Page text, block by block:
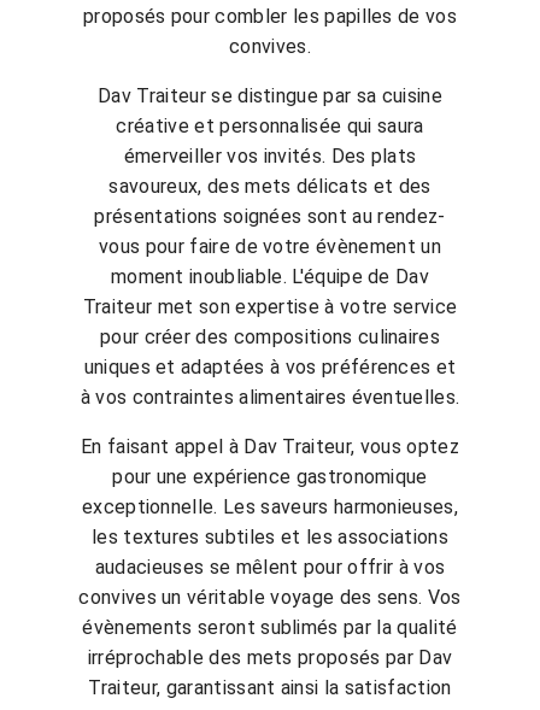
proposés pour combler les papilles de vos
convives.
Dav Traiteur se distingue par sa cuisine
créative et personnalisée qui saura
émerveiller vos invités. Des plats
savoureux, des mets délicats et des
présentations soignées sont au rendez-
vous pour faire de votre évènement un
moment inoubliable. L'équipe de Dav
Traiteur met son expertise à votre service
pour créer des compositions culinaires
uniques et adaptées à vos préférences et
à vos contraintes alimentaires éventuelles.
En faisant appel à Dav Traiteur, vous optez
pour une expérience gastronomique
exceptionnelle. Les saveurs harmonieuses,
les textures subtiles et les associations
audacieuses se mêlent pour offrir à vos
convives un véritable voyage des sens. Vos
évènements seront sublimés par la qualité
irréprochable des mets proposés par Dav
Traiteur, garantissant ainsi la satisfaction